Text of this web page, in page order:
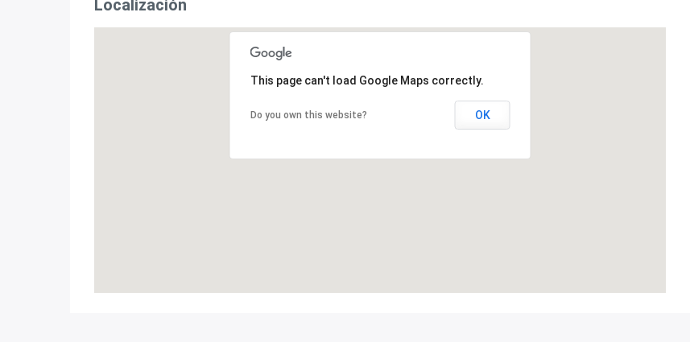
Localización
This page can't load Google Maps correctly.
Do you own this website? OK